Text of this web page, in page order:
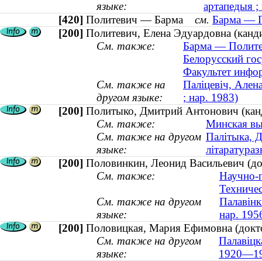
языке:
артапедыя
[420] Политевич — Барма см. Барма —
[200] Политевич, Елена Эдуардовна
См. также:
Барма —
Белорусский
Факультет
См. также на
другом языке:
Паліцевіч,
; нар. 1983)
[200] Политыко, Дмитрий Антонович
См. также:
Минская
См. также на другом
языке:
Палітыка,
[200] Половинкин, Леонид Васильевич
См. также:
Научно-
См. также на другом
языке:
нар.
[200] Половицкая, Мария Ефимовна
См. также на другом
языке: